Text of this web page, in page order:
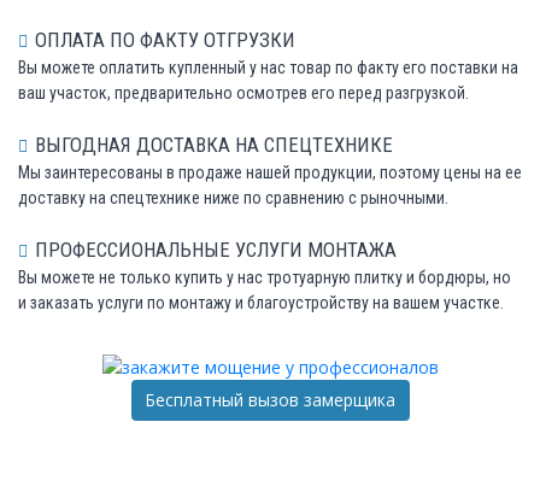
ОПЛАТА ПО ФАКТУ ОТГРУЗКИ
Вы можете оплатить купленный у нас товар по факту его поставки на
ваш участок, предварительно осмотрев его перед разгрузкой.
ВЫГОДНАЯ ДОСТАВКА НА СПЕЦТЕХНИКЕ
Мы заинтересованы в продаже нашей продукции, поэтому цены на ее
доставку на спецтехнике ниже по сравнению с рыночными.
ПРОФЕССИОНАЛЬНЫЕ УСЛУГИ МОНТАЖА
Вы можете не только купить у нас тротуарную плитку и бордюры, но
и заказать услуги по монтажу и благоустройству на вашем участке.
Бесплатный вызов замерщика